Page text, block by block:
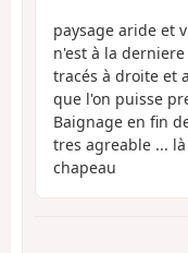
paysage aride et
n'est à la
tracés à droite et
que l'on puisse
Baignage en fin
tres agreable ...
chapeau